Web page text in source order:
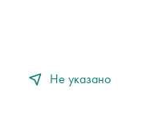
Не указано